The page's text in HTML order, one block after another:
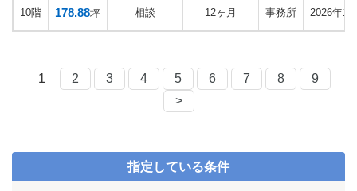
ーターと、ビル内外での物流に対してスムーズな対応ができます。セキ
10階 178.88坪 相談 12ヶ月 事務所 2026年10
1 2 3 4 5 6 7 8
9
>
指定している条件